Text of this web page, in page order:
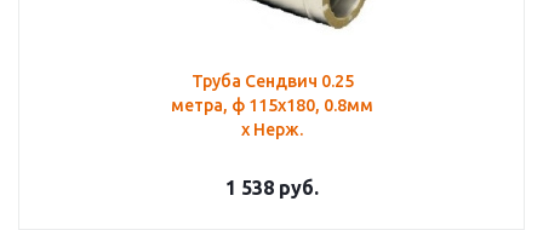
Труба Сендвич 0.25
метра, ф 115х180, 0.8мм
х Нерж.
1 538 руб.